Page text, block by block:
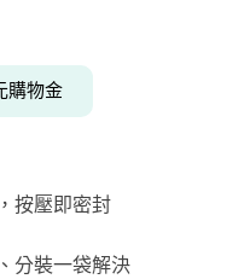
購物金
按壓即密封
分裝一袋解決